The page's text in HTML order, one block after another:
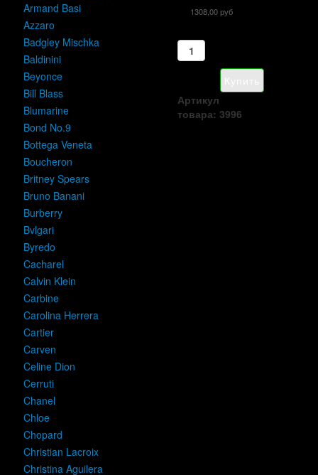
Armand Basi
Azzaro
Badgley Mischka
Baldinini
Beyonce
Bill Blass
Blumarine
Bond No.9
Bottega Veneta
Boucheron
Britney Spears
Bruno Banani
Burberry
Bvlgari
Byredo
Cacharel
Calvin Klein
Carbine
Carolina Herrera
Cartier
Carven
Celine Dion
Cerruti
Chanel
Chloe
Chopard
Christian Lacroix
Christina Aguilera
1308,00 руб
Артикул
товара: 3996